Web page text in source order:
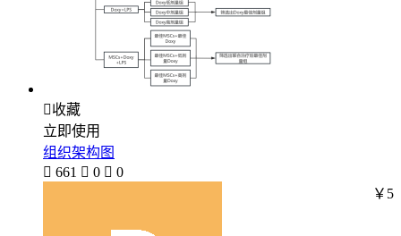
收藏
立即使用
组织架构图
 661  0  0
￥5